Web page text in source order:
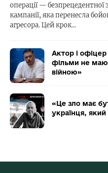
операції —
кампанії, яка перенесла
агресора. Цей крок…
Актор і
фільми не
війною»
«Це зло має
українця,